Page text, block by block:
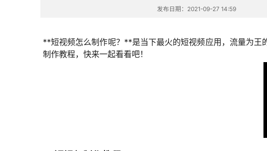
发布日期：2021-09-27 14:59
**短视频怎么制作呢？**是当下最火的短视频应用，流量为
制作教程，快来一起看看吧！